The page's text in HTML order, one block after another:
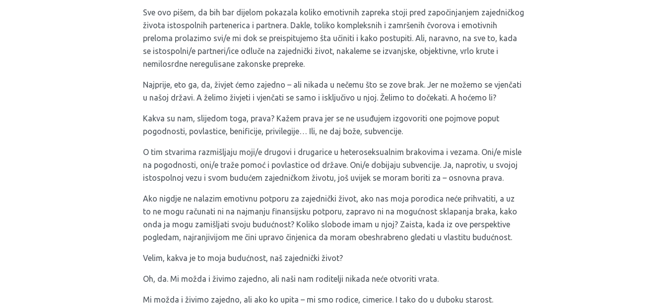
Sve ovo pišem, da bih bar dijelom pokazala koliko emotivnih zapreka stoji pred započinjanjem zajedničkog
života istospolnih partenerica i partnera. Dakle, toliko kompleksnih i zamršenih čvorova i emotivnih
preloma prolazimo svi/e mi dok se preispitujemo šta učiniti i kako postupiti. Ali, naravno, na sve to, kada
se istospolni/e partneri/ice odluče na zajednički život, nakaleme se izvanjske, objektivne, vrlo krute i
nemilosrdne neregulisane zakonske prepreke.
Najprije, eto ga, da, živjet ćemo zajedno – ali nikada u nečemu što se zove brak. Jer ne možemo se vjenčati
u našoj državi. A želimo živjeti i vjenčati se samo i isključivo u njoj. Želimo to dočekati. A hoćemo li?
Kakva su nam, slijedom toga, prava? Kažem prava jer se ne usuđujem izgovoriti one pojmove poput
pogodnosti, povlastice, benificije, privilegije… Ili, ne daj bože, subvencije.
O tim stvarima razmišljaju moji/e drugovi i drugarice u heteroseksualnim brakovima i vezama. Oni/e misle
na pogodnosti, oni/e traže pomoć i povlastice od države. Oni/e dobijaju subvencije. Ja, naprotiv, u svojoj
istospolnoj vezu i svom budućem zajedničkom životu, još uvijek se moram boriti za – osnovna prava.
Ako nigdje ne nalazim emotivnu potporu za zajednički život, ako nas moja porodica neće prihvatiti, a uz
to ne mogu računati ni na najmanju finansijsku potporu, zapravo ni na mogućnost sklapanja braka, kako
onda ja mogu zamišljati svoju budućnost? Koliko slobode imam u njoj? Zaista, kada iz ove perspektive
pogledam, najranjivijom me čini upravo činjenica da moram obeshrabreno gledati u vlastitu budućnost.
Velim, kakva je to moja budućnost, naš zajednički život?
Oh, da. Mi možda i živimo zajedno, ali naši nam roditelji nikada neće otvoriti vrata.
Mi možda i živimo zajedno, ali ako ko upita – mi smo rodice, cimerice. I tako do u duboku starost.